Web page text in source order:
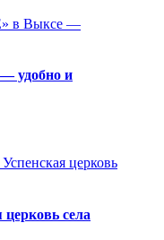
удобно и
церковь села